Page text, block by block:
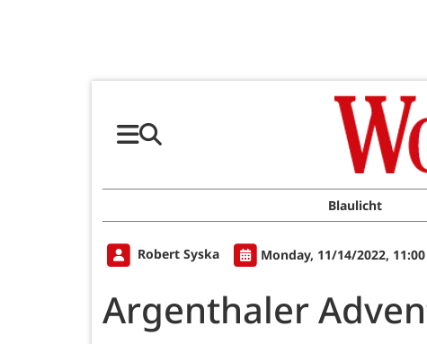
Blaulicht
Robert Syska Monday, 11/14/2022,
Argenthaler